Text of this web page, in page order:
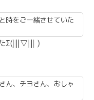
時をご一緒させていた
Σ(|||▽||| )
ん、チヨさん、おしゃ